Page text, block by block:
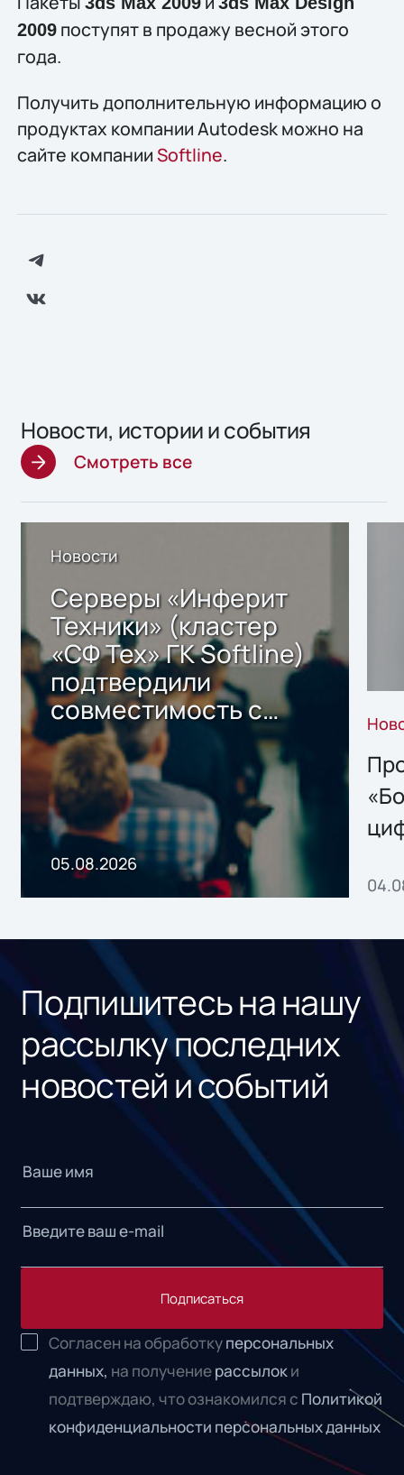
2009поступят в продажу весной этого
года.
Получить дополнительную информацию о
продуктах компании Autodesk можно на
сайте компанииSoftline.
Новости, истории и события
Смотреть все
Новости
Серверы «Инферит
Техники» (кластер
«СФ Тех» ГК Softline)
подтвердили
совместимость с
решением Sharx
Storage 2.x для
хранения данных
05.08.2026
Подпишитесь на нашу
рассылку последних
новостей и событий
Подписаться
Согласен на обработкуперсональных
данных, на получениерассылоки
подтверждаю, что ознакомился с Политикой
конфиденциальности персональных данных